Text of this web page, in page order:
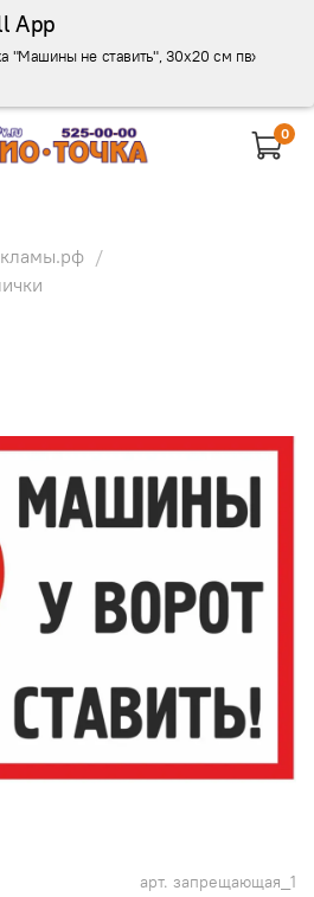
App
"Машины не ставить", 30х20 см пвх 3-5 мм
0
арт. запрещающая_1